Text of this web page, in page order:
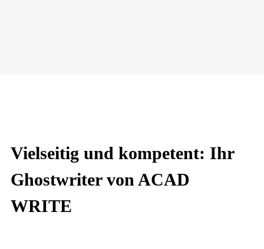
Vielseitig und kompetent: Ihr
Ghostwriter von ACAD
WRITE